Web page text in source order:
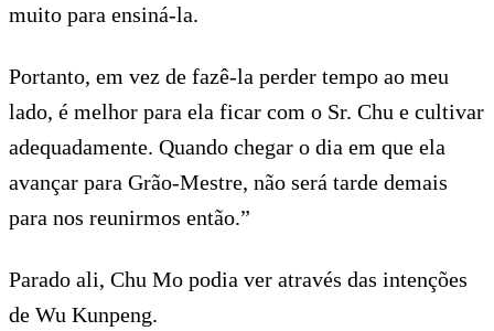
muito para ensiná-la.
Portanto, em vez de fazê-la perder tempo ao meu
lado, é melhor para ela ficar com o Sr. Chu e cultivar
adequadamente. Quando chegar o dia em que ela
avançar para Grão-Mestre, não será tarde demais
para nos reunirmos então.”
Parado ali, Chu Mo podia ver através das intenções
de Wu Kunpeng.